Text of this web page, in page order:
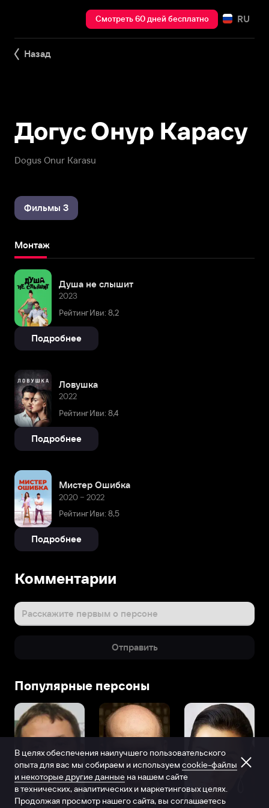
Смотреть 60 дней бесплатно RU
Назад
Dogus Onur Karasu
Догус Онур Карасу
Фильмы 3
Монтаж
Душа не слышит
2023
Рейтинг Иви: 8,2
Подробнее
Ловушка
2022
Рейтинг Иви: 8,4
Подробнее
Мистер Ошибка
2020 – 2022
Рейтинг Иви: 8,5
Подробнее
Комментарии
Расскажите первым о персоне
Отправить
Популярные персоны
В целях обеспечения наилучшего пользовательского
опыта для вас мы собираем и используем cookie-файлы
и некоторые другие данные на нашем сайте
в технических, аналитических и маркетинговых целях.
Продолжая просмотр нашего сайта, вы соглашаетесь